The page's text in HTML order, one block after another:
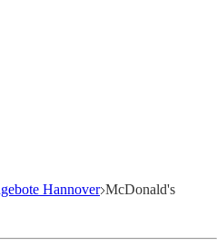
Hannover McDonald's